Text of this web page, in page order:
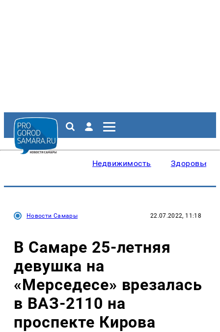
Недвижимость Здоровье
Новости Самары 22.07.2022, 11:18
В Самаре 25-летняя
девушка на
«Мерседесе» врезалась
в ВАЗ-2110 на
проспекте Кирова